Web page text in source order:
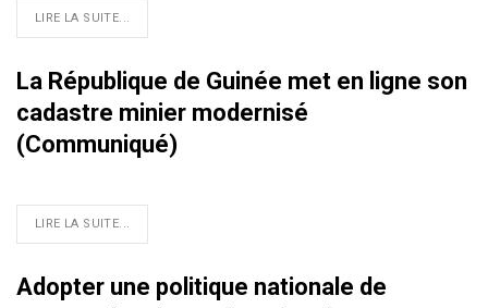
LIRE LA SUITE...
La République de Guinée met en ligne son
cadastre minier modernisé
(Communiqué)
LIRE LA SUITE...
Adopter une politique nationale de